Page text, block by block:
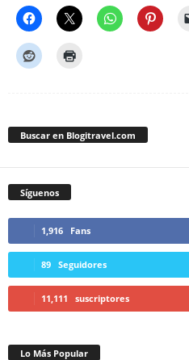
Buscar en Blogitravel.com
Síguenos
1,916 Fans
89 Seguidores
11,111 suscriptores
Lo Más Popular